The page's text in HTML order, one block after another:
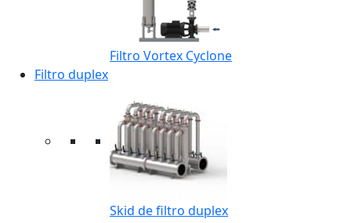
Filtro Vortex Cyclone
Filtro duplex
Skid de filtro duplex